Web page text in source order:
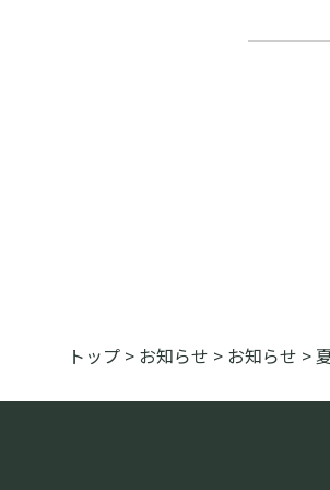
トップ > お知らせ > お知らせ >